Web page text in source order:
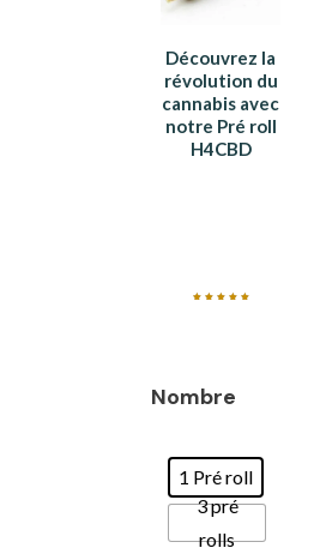
Découvrez la
révolution du
cannabis avec
notre Pré roll
H4CBD
Nombre
1 Pré roll
3 pré
rolls